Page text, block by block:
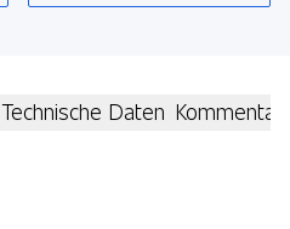
Technische Daten Kommentar